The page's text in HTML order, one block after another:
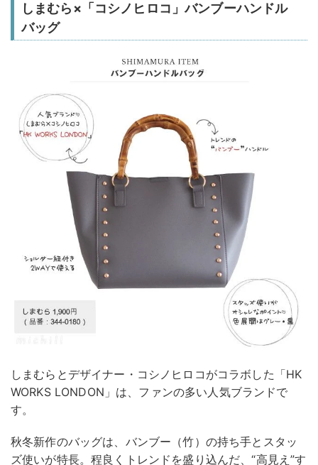
しまむら×「コシノヒロコ」バンブーハンドル
バッグ
しまむらとデザイナー・コシノヒロコがコラボした「HK
WORKS LONDON」は、ファンの多い人気ブランドで
す。
秋冬新作のバッグは、バンブー（竹）の持ち手とスタッ
ズ使いが特長。程良くトレンドを盛り込んだ、“高見え”す